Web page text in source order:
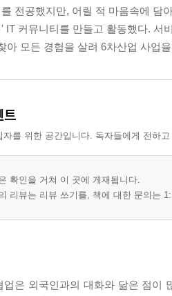
층 구조 이해
벤치마킹
작성하는 이유
의 중요성
위한 화면 설계서
이너의 일
마인드셋
UI/UX 디자인
전공했지만, 어릴 적 마음속에 담
IT 커뮤니티를 만들고 활동했다. 서
아 모든 경험을 살려 6차산업 사업
트
자를 위한 공간입니다. 독자들에게 전하
확인을 거쳐 이 곳에 게재됩니다.
리뷰는 리뷰 쓰기를, 책에 대한 문의는
업은 외국인과의 대화와 닮은 점이